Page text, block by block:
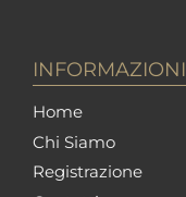
INFORMAZIONI
Home
Chi Siamo
Registrazione